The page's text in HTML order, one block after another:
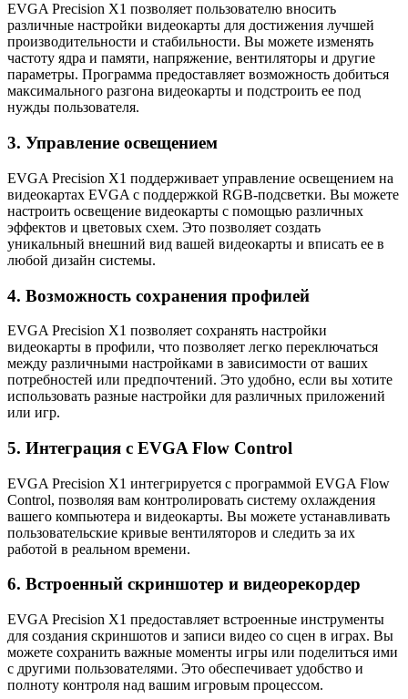
EVGA Precision X1 позволяет пользователю вносить
различные настройки видеокарты для достижения лучшей
производительности и стабильности. Вы можете изменять
частоту ядра и памяти, напряжение, вентиляторы и другие
параметры. Программа предоставляет возможность добиться
максимального разгона видеокарты и подстроить ее под
нужды пользователя.
3. Управление освещением
EVGA Precision X1 поддерживает управление освещением на
видеокартах EVGA с поддержкой RGB-подсветки. Вы можете
настроить освещение видеокарты с помощью различных
эффектов и цветовых схем. Это позволяет создать
уникальный внешний вид вашей видеокарты и вписать ее в
любой дизайн системы.
4. Возможность сохранения профилей
EVGA Precision X1 позволяет сохранять настройки
видеокарты в профили, что позволяет легко переключаться
между различными настройками в зависимости от ваших
потребностей или предпочтений. Это удобно, если вы хотите
использовать разные настройки для различных приложений
или игр.
5. Интеграция с EVGA Flow Control
EVGA Precision X1 интегрируется с программой EVGA Flow
Control, позволяя вам контролировать систему охлаждения
вашего компьютера и видеокарты. Вы можете устанавливать
пользовательские кривые вентиляторов и следить за их
работой в реальном времени.
6. Встроенный скриншотер и видеорекордер
EVGA Precision X1 предоставляет встроенные инструменты
для создания скриншотов и записи видео со сцен в играх. Вы
можете сохранить важные моменты игры или поделиться ими
с другими пользователями. Это обеспечивает удобство и
полноту контроля над вашим игровым процессом.